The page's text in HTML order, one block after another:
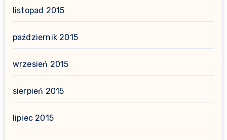
listopad 2015
październik 2015
wrzesień 2015
sierpień 2015
lipiec 2015